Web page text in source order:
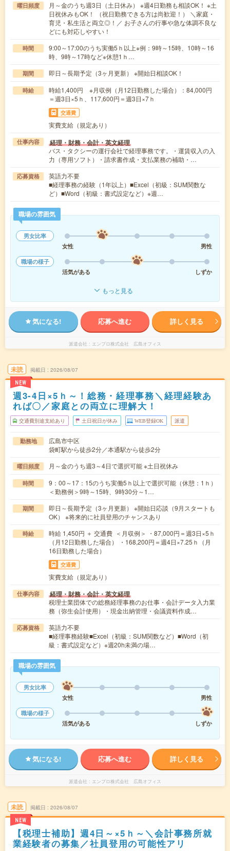
曜日頻度
月～金のうち週3日（土日休み） ※週4日勤務も相談OK！ ※土
日祝休みもOK！ （祝日勤務できる方は尚歓迎！） ＼家庭・
育児・私生活と両立◎！／ お子さんの行事や急な体調不良な
どにも対応しやすい！
時間
9:00～17:00のうち実働5ｈ以上※例：9時～15時、10時～16
時、9時～17時など※休憩1ｈ…
期間 即日～長期予定（3ヶ月更新） ※開始日相談OK！
時給
時給1,400円 ※月収例（月12日勤務した場合）：84,000円
＝週3日×5ｈ、117,600円＝週3日×7ｈ
交通費
実費支給（規定あり）
仕事内容 経理・財務・会計・英文経理
バス・タクシーの運行会社で経理事務です。・運賃収入の入
力（専用ソフト）・請求書作成・支払業務の補助・…
応募資格
英語力不要
■経理事務の経験（1年以上）■Excel（初級：SUM関数な
ど）■Word（初級：書式設定など）※週…
職場の雰囲気
男女比率
女性
男性
職場の様子
活気がある
しずか
もっと見る
気になる! 応募へ進む 詳しく見る
派遣会社 エンプロ株式会社 広島オフィス
未読
NEW
掲載日 2026/08/07
週3-4日×5ｈ～！総務・経理事務＼経理経験あ
れば〇／家庭との両立に理解大！
交通費別途支給あり 土日祝日が休み WEB登録OK 派遣
勤務地
広島市中区
袋町駅から徒歩2分／本通駅から徒歩2分
曜日頻度 月～金のうち週3～4日で選択可能 ※土日祝休み
時間
9：00～17：15のうち実働5ｈ以上で選択可能（休憩：1ｈ）
＜勤務例＞9時～15時、9時30分～1…
期間
即日～長期予定（3ヶ月更新） ※開始日応談（9月スタートも
OK） ※将来的に社員登用のチャンスあり
時給
時給 1,450円 ＋ 交通費 ＜月収例＞ ・87,000円＝週3日×5ｈ
（月12日勤務した場合） ・168,200円＝週4日×7.25ｈ（月
16日勤務した場合）
交通費
実費支給（規定あり）
仕事内容 経理・財務・会計・英文経理
税理士業団体での総務経理事務のお仕事・会計データ入力業
務（弥生会計使用）・現金出納管理・会議資料作成…
応募資格
英語力不要
■経理事務経験■Excel（初級：SUM関数など）■Word（初
級：書式設定など）※週20h未満の場…
職場の雰囲気
男女比率
女性
男性
職場の様子
活気がある
しずか
気になる! 応募へ進む 詳しく見る
派遣会社 エンプロ株式会社 広島オフィス
未読
NEW
掲載日 2026/08/07
【税理士補助】週4日～×5ｈ～＼会計事務所就
業経験者の募集／社員登用の可能性アリ